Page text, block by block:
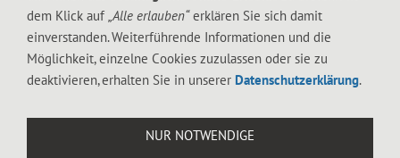
meiner Zauber-Sprech-Show, angerührt mit sprachlichen Sequenzen,
gewürzt mit Gags und visuellen Illusionen wie Kaninchen, Vasen, Seilen,
dem Klick auf „Alle erlauben“erklären Sie sich damit
einverstanden. Weiterführende Informationen und die
Möglichkeit, einzelne Cookies zuzulassen oder sie zu
deaktivieren, erhalten Sie in unserer Datenschutzerklärung.
NUR NOTWENDIGE